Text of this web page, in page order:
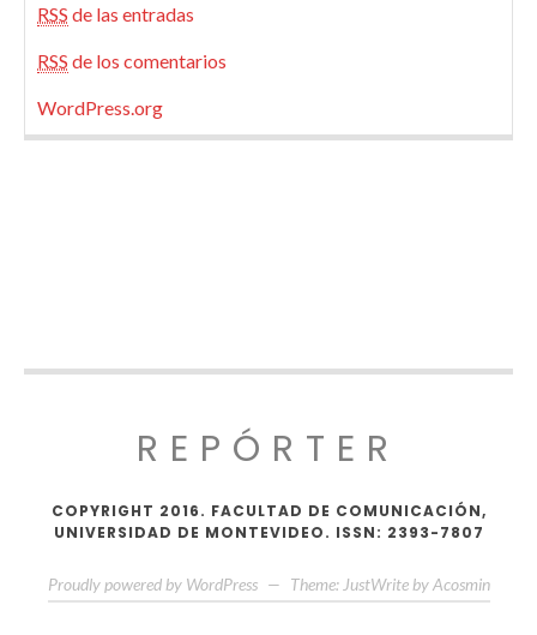
RSS de las entradas
RSS de los comentarios
WordPress.org
REPÓRTER
COPYRIGHT 2016. FACULTAD DE COMUNICACIÓN,
UNIVERSIDAD DE MONTEVIDEO. ISSN: 2393-7807
Proudly powered by WordPress — Theme: JustWrite by Acosmin